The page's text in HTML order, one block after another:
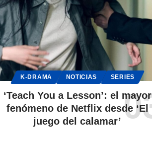
K-DRAMA NOTICIAS SERIES
‘Teach You a Lesson’: el mayor
fenómeno de Netflix desde ‘El
juego del calamar’